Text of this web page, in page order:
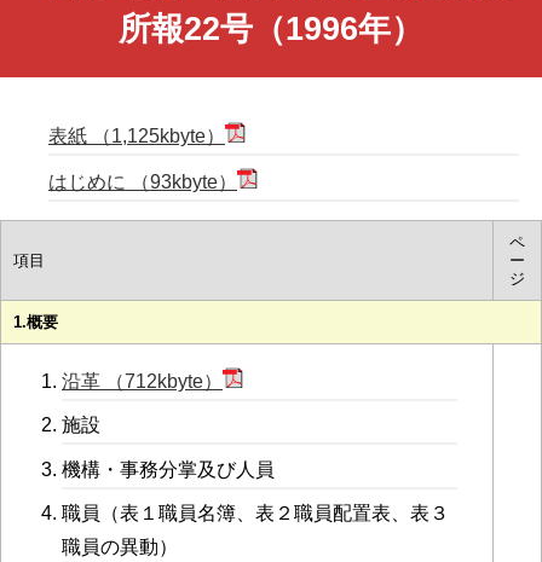
所報22号（1996年）
表紙 （1,125kbyte）
はじめに （93kbyte）
項目
ペ
ー
ジ
1.概要
沿革 （712kbyte）
施設
機構・事務分掌及び人員
職員（表１職員名簿、表２職員配置表、表３
職員の異動）